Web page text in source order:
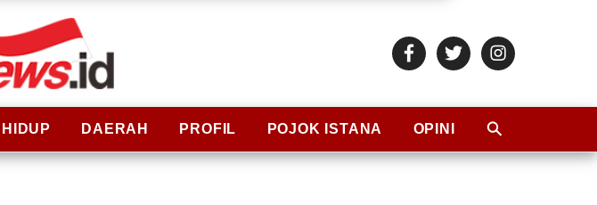
DAERAH PROFIL POJOK ISTANA OPINI